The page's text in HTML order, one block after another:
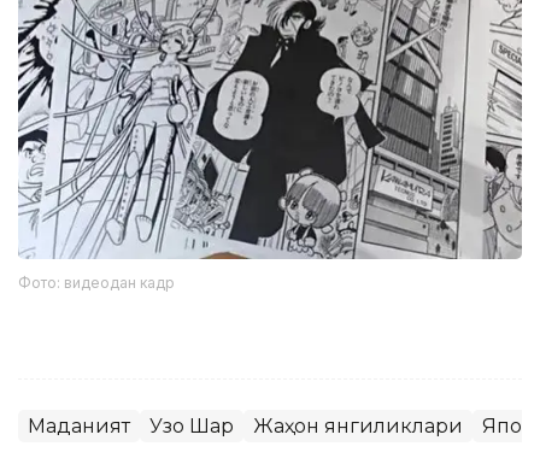
Фото: видеодан кадр
Маданият Узоқ Шарқ Жаҳон янгиликлари